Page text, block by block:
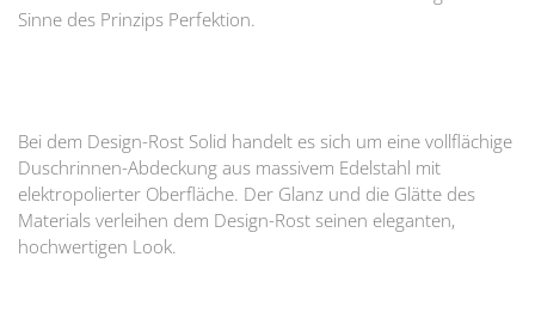
Sinne des Prinzips Perfektion.
Bei dem Design-Rost Solid handelt es sich um eine vollflächige
Duschrinnen-Abdeckung aus massivem Edelstahl mit
elektropolierter Oberfläche. Der Glanz und die Glätte des
Materials verleihen dem Design-Rost seinen eleganten,
hochwertigen Look.